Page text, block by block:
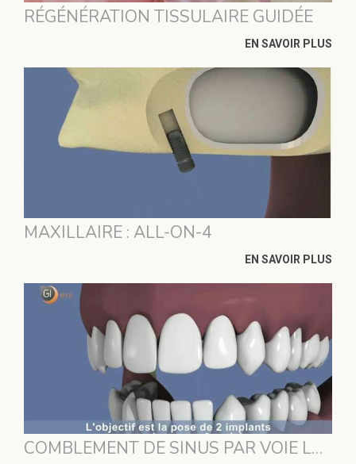
RÉGÉNÉRATION TISSULAIRE GUIDÉE
EN SAVOIR PLUS
MAXILLAIRE : ALL-ON-4
EN SAVOIR PLUS
COMBLEMENT DE SINUS PAR VOIE LATÉRALE ET IMPLANTATION SIMULTANÉE